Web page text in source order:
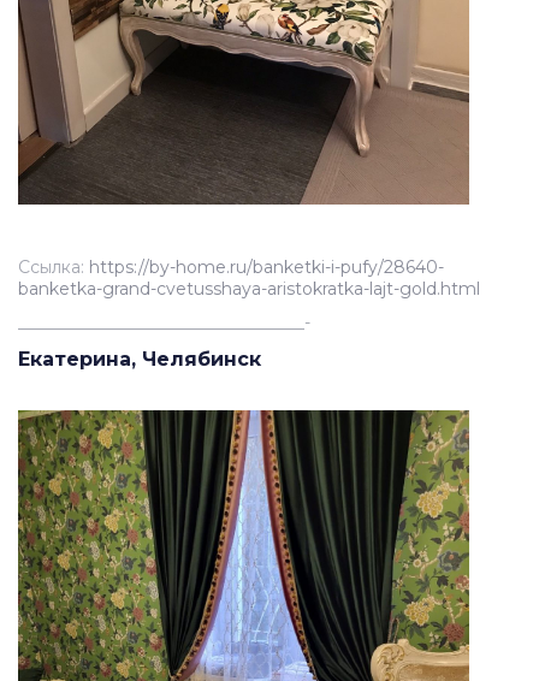
Ссылка: https://by-home.ru/banketki-i-pufy/28640-
banketka-grand-cvetusshaya-aristokratka-lajt-gold.html
__________________________________-
Екатерина, Челябинск